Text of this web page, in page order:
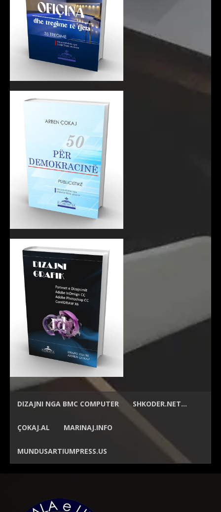
DIZAJNI NGA BMC COMPUTER SHKODER.NET…
ÇOKAJ.AL MARINAJ.INFO
MUNDUSARTIUMPRESS.US